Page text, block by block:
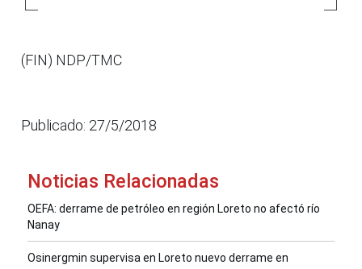
(FIN) NDP/TMC
Publicado: 27/5/2018
Noticias Relacionadas
OEFA: derrame de petróleo en región Loreto no afectó río
Nanay
Osinergmin supervisa en Loreto nuevo derrame en